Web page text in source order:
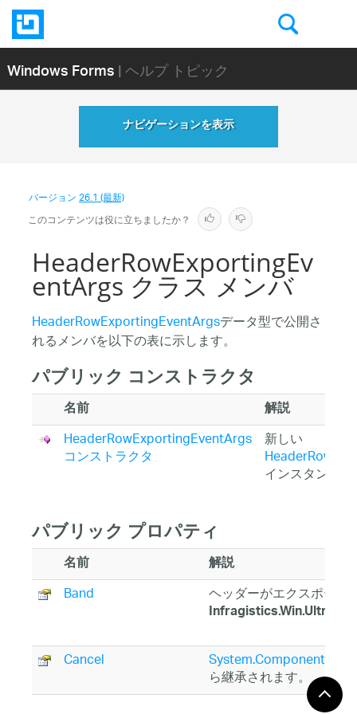
Windows Forms| ヘルプ トピック
ナビゲーションを表示
バージョン26.1 (最新)
このコンテンツは役に立ちましたか？
HeaderRowExportingEv
entArgs クラス メンバ
HeaderRowExportingEventArgsデータ型で公開さ
れるメンバを以下の表に示します。
パブリック コンストラクタ
名前 解説
HeaderRowExportingEventArgs
コンストラクタ
新しい
インスタンス
パブリック プロパティ
名前 解説
Band ヘッダーがエクスポート
Cancel
ら継承されます。